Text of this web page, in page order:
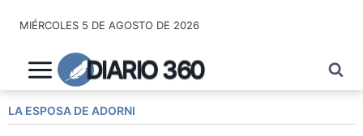
contenido
MIÉRCOLES 5 DE AGOSTO DE 2026
DIARIO 360
LA ESPOSA DE ADORNI